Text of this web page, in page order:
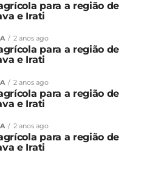
para a região de
e Irati
2 anos ago
para a região de
e Irati
2 anos ago
para a região de
e Irati
2 anos ago
para a região de
e Irati